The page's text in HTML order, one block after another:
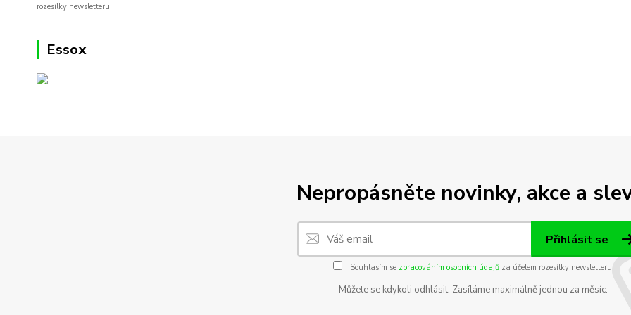
rozesílky newsletteru.
Essox
Nepropásněte novinky, akce a
Přihlásit se
Souhlasím se zpracováním osobních údajůza účelem rozesílky newsletteru.
Můžete se kdykoli odhlásit. Zasíláme maximálně jednou za měsíc.